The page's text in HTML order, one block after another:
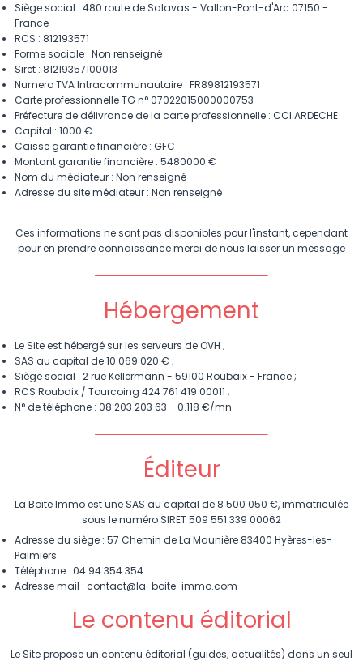
Siège social : 480 route de Salavas - Vallon-Pont-d'Arc 07150 -
France
RCS : 812193571
Forme sociale : Non renseigné
Siret : 81219357100013
Numero TVA Intracommunautaire : FR89812193571
Carte professionnelle TG n° 07022015000000753
Préfecture de délivrance de la carte professionnelle : CCI ARDECHE
Capital : 1000 €
Caisse garantie financière : GFC
Montant garantie financière : 5480000 €
Nom du médiateur : Non renseigné
Adresse du site médiateur : Non renseigné
Ces informations ne sont pas disponibles pour l'instant, cependant
pour en prendre connaissance merci de nous laisser un message
Hébergement
Le Site est hébergé sur les serveurs de OVH ;
SAS au capital de 10 069 020 € ;
Siège social : 2 rue Kellermann - 59100 Roubaix - France ;
RCS Roubaix / Tourcoing 424 761 419 00011 ;
N° de téléphone : 08 203 203 63 - 0.118 €/mn
Éditeur
La Boite Immo est une SAS au capital de 8 500 050 €, immatriculée
sous le numéro SIRET 509 551 339 00062
Adresse du siège : 57 Chemin de La Maunière 83400 Hyères-les-
Palmiers
Téléphone : 04 94 354 354
Adresse mail : contact@la-boite-immo.com
Le contenu éditorial
Le Site propose un contenu éditorial (guides, actualités) dans un seul